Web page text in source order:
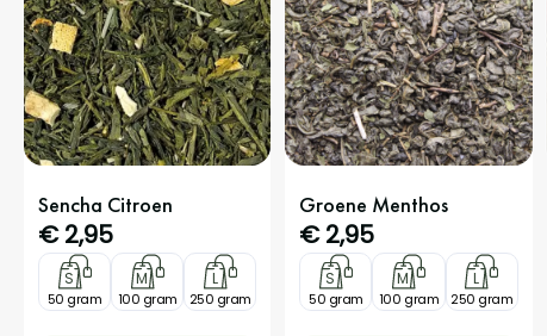
Sencha Citroen
€2,95
S
50 gram
M
100 gram
L
250 gram
Groene Menthos
€2,95
S
50 gram
M
100 gram
L
250 gram